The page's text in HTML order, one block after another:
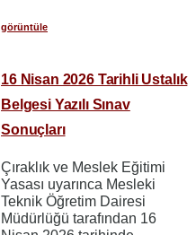
görüntüle
16 Nisan 2026 Tarihli Ustalık
Belgesi Yazılı Sınav
Sonuçları
Çıraklık ve Meslek Eğitimi
Yasası uyarınca Mesleki
Teknik Öğretim Dairesi
Müdürlüğü tarafından 16